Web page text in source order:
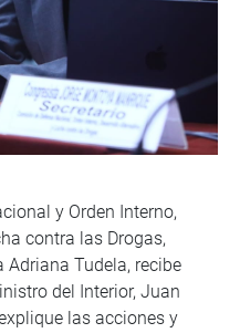
y Orden Interno,
contra las Drogas,
Tudela, recibe
del Interior, Juan
las acciones y